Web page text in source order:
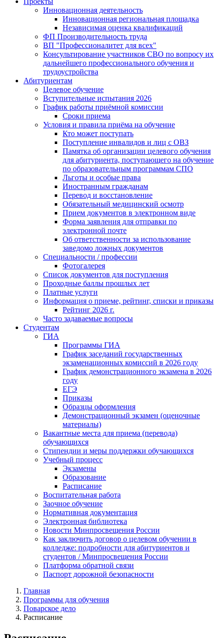
Инновационная деятельность
Инновационная региональная площадка
Независимая оценка квалификаций
ФП Производительность труда
ВП "Профессионалитет для всех"
Консультирование участников СВО по вопросу их
дальнейшего профессионального обучения и
трудоустройства
Абитуриентам
Целевое обучение
Вступительные испытания 2026
График работы приёмной комиссии
Сроки приема
Условия и правила приёма на обучение
Кто может поступать
Поступление инвалидов и лиц с ОВЗ
Памятка об организации целевого обучения
для абитуриента, поступающего на обучение
по образовательным программам СПО
Льготы и особые права
Иностранным гражданам
Перевод и восстановление
Обязательный медицинский осмотр
Прием документов в электронном виде
Форма заявления для отправки по
электронной почте
Об ответственности за использование
заведомо ложных документов
Специальности / профессии
Фотогалерея
Список документов для поступления
Проходные баллы прошлых лет
Платные услуги
Информация о приеме, рейтинг, списки и приказы
Рейтинг 2026 г.
Часто задаваемые вопросы
Студентам
ГИА
Программы ГИА
График заседаний государственных
экзаменационных комиссий в 2026 году
График демонстрационного экзамена в 2026
году
ЕГЭ
Приказы
Образцы оформления
Демонстрационный экзамен (оценочные
материалы)
Вакантные места для приема (перевода)
обучающихся
Стипендии и меры поддержки обучающихся
Учебный процесс
Экзамены
Образование
Расписание
Воспитательная работа
Заочное обучение
Нормативная документация
Электронная библиотека
Новости Минпросвещения России
Как заключить договор о целевом обучении в
колледже: подробности для абитуриентов и
студентов / Минпросвещения России
Платформа обратной связи
Паспорт дорожной безопасности
Главная
Программы для обучения
Поварское дело
Расписание